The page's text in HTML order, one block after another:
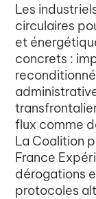
Les
circulaires
et
concrets :
flux comme
La Coalition
France
dérogations
protocoles